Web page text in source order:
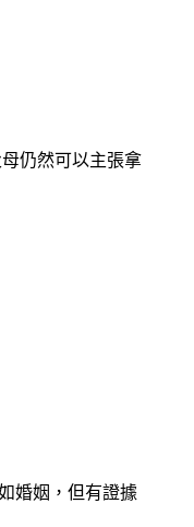
仍然可以主張拿
婚姻，但有證據